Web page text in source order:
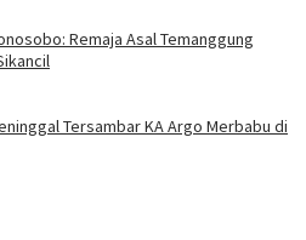
Remaja Asal Temanggung
Tersambar KA Argo Merbabu di